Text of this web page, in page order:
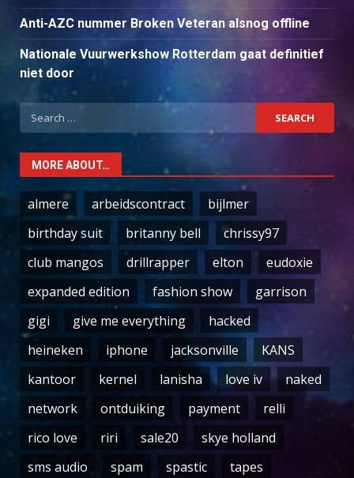
Anti-AZC nummer Broken Veteran alsnog offline
Nationale Vuurwerkshow Rotterdam gaat definitief
niet door
Search
for:
MORE ABOUT…
almere arbeidscontract
bijlmer
birthday suit
britanny bell
chrissy97
club mangos
drillrapper elton
eudoxie
expanded edition
fashion show
garrison
gigi
give me everything
hacked
heineken
iphone jacksonville
KANS
kantoor
kernel lanisha love iv
naked
network
ontduiking payment
relli
rico love
riri sale20
skye holland
sms audio
spam spastic tapes